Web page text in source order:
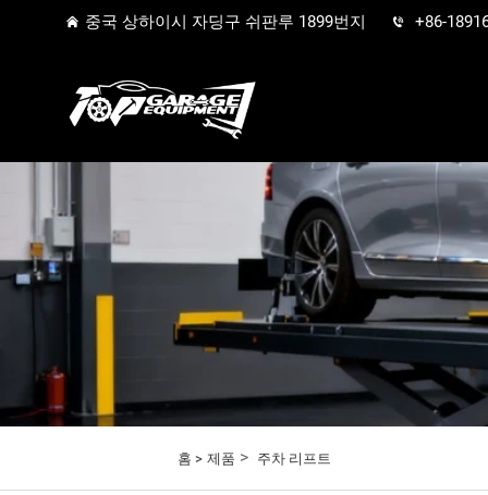
중국 상하이시 자딩구 쉬판루 1899번지 +86-
홈 > 제품 > 주차 리프트